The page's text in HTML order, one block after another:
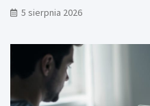
5 sierpnia 2026